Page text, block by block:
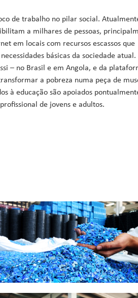
de trabalho no pilar social.
a milhares de pessoas,
em locais com recursos escassos que
básicas da sociedade atual.
– no Brasil e em Angola, e da
a pobreza numa peça de
à educação são apoiados
de jovens e adultos.